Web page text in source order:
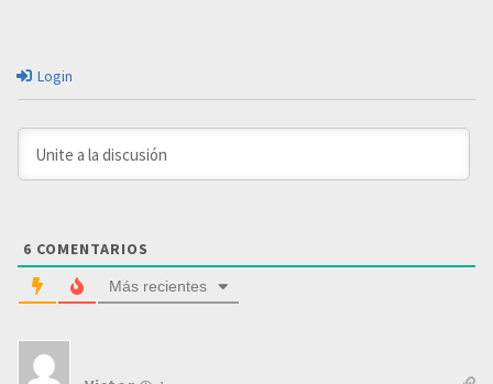
Login
6 COMENTARIOS
Más recientes